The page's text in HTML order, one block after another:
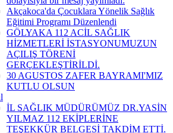
Akçakoca'da Çocuklara Yönelik Sağlık
Eğitimi Programı Düzenlendi
GÖLYAKA 112 ACİL SAĞLIK
HİZMETLERİ İSTASYONUMUZUN
AÇILIŞ TÖRENİ
GERÇEKLEŞTİRİLDİ.
30 AGUSTOS ZAFER BAYRAMI'MIZ
KUTLU OLSUN
İL SAĞLIK MÜDÜRÜMÜZ DR.YASİN
YILMAZ 112 EKİPLERİNE
TEŞEKKÜR BELGESİ TAKDİM ETTİ.